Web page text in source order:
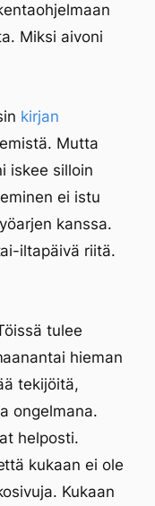
Miksi aivoni
kirjan
Mutta
iskee silloin
ei istu
kanssa.
iltapäivä riitä.
tulee
hieman
tekijöitä,
ongelmana.
helposti.
kukaan ei ole
Kukaan